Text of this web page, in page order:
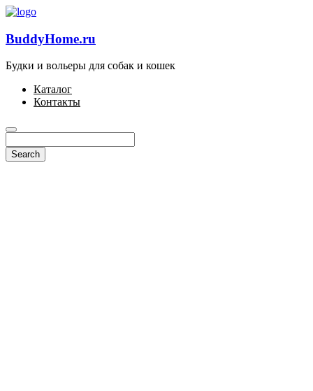
BuddyHome.ru
Будки и вольеры для собак и кошек
Каталог
Контакты